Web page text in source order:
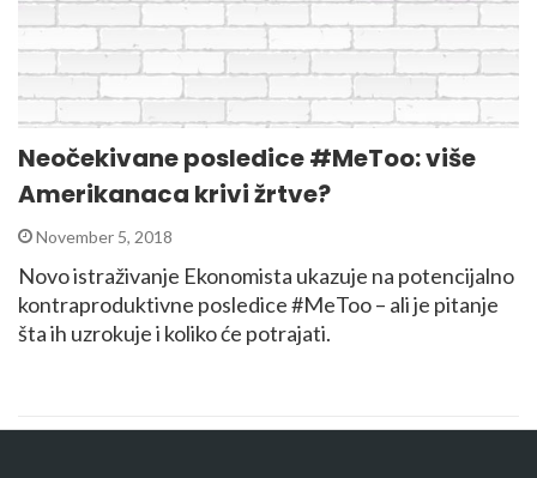
Neočekivane posledice #MeToo: više
Amerikanaca krivi žrtve?
November 5, 2018
Novo istraživanje Ekonomista ukazuje na potencijalno
kontraproduktivne posledice #MeToo – ali je pitanje
šta ih uzrokuje i koliko će potrajati.